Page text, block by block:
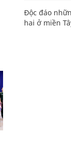
Độc đáo
hai ở miền